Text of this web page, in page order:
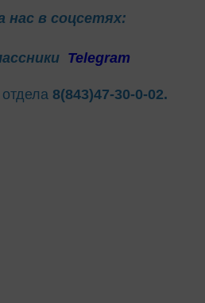
нас в соцсетях:
Telegram
8(843)47-30-0-02.